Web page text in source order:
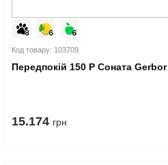
Код товару: 103709
Передпокій 150 P Соната Gerbor
15.174 грн